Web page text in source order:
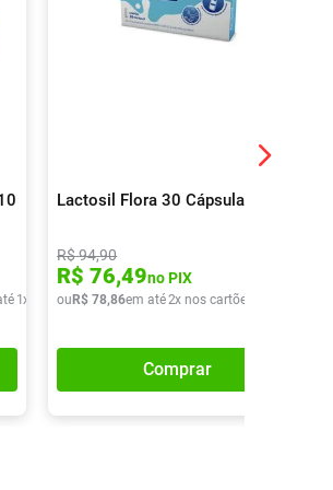
1x de R$ 42,40
Lactosil Flora 30 Cápsulas
R$94,90
R$ 76,49no PIX
ou R$ 78,86em até2x nos cartões
Comprar